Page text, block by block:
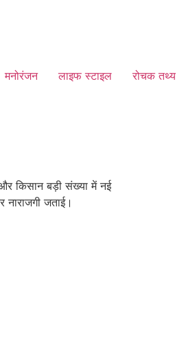
मनोरंजन लाइफ स्टाइल रोचक तथ्य
किसान बड़ी संख्या में नई
जताई।